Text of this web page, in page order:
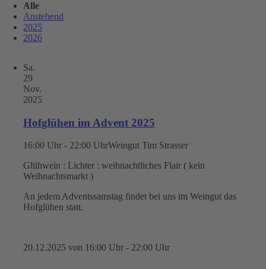
Alle
Anstehend
2025
2026
Sa.
29
Nov.
2025
Hofglühen im Advent 2025
16:00 Uhr - 22:00 UhrWeingut Tim Strasser
Glühwein : Lichter : weihnachtliches Flair ( kein
Weihnachtsmarkt )
An jedem Adventssamstag findet bei uns im Weingut das
Hofglühen statt.
20.12.2025 von 16:00 Uhr - 22:00 Uhr